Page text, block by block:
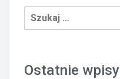
Szukaj:
Ostatnie wpisy